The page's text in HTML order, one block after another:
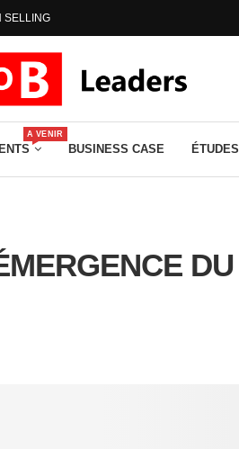
SELLING
A VENIR
BUSINESS CASE ÉTUDES
DU